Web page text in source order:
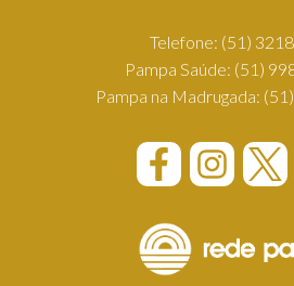
Telefone: (51)
Pampa Saúde: (51)
Pampa na Madrugada: